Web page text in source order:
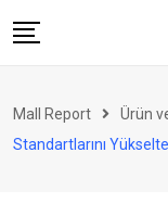
to
Perakende
Mall Report Ürün
Standartlarını